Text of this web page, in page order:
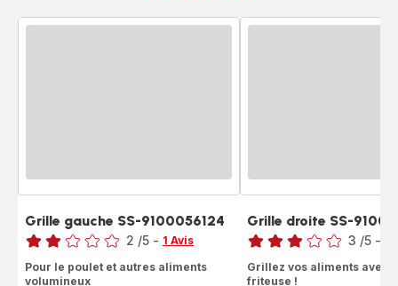
Grille gauche SS-9100056124
Note
2
2 /5 - 1 Avis
Pour le poulet et autres aliments
volumineux
Grille droite SS-
Note
3
3 /5 -
Grillez vos aliments avec
friteuse !